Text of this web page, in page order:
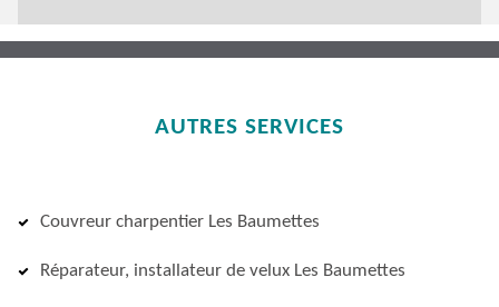
AUTRES SERVICES
Couvreur charpentier Les Baumettes
Réparateur, installateur de velux Les Baumettes